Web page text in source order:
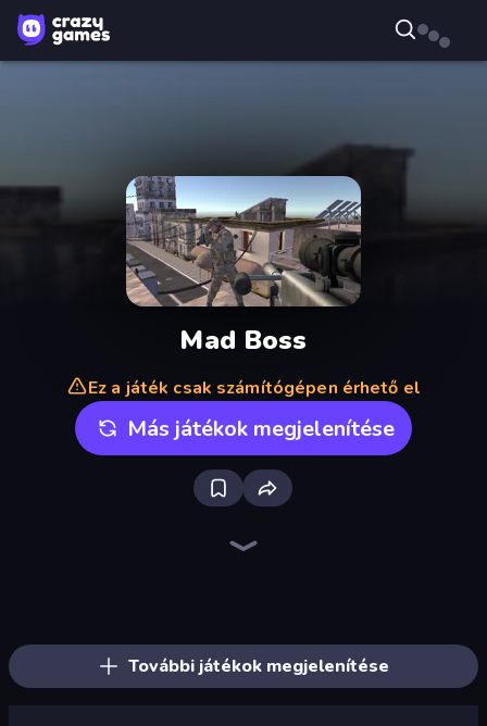
Mad Boss
Ez a játék csak számítógépen érhető el
Más játékok megjelenítése
További játékok megjelenítése